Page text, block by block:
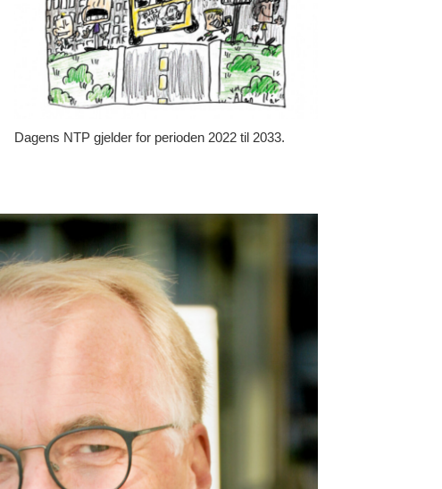
Dagens NTP gjelder for perioden 2022 til 2033.